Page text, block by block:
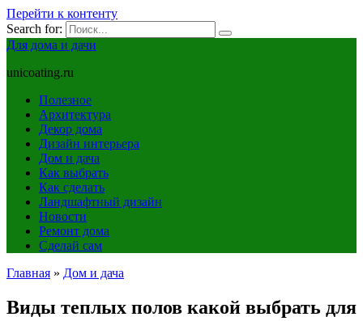
Перейти к контенту
Search for:
Для дома и дачи
unicoating.ru
Полезное
Архитектура
Декор дома
Дизайн интерьера
Дом и дача
Как выбрать
Как сделать
Ландшафтный дизайн
Новости
Ремонт дома
Сделай сам
Главная » Дом и дача
Виды теплых полов какой выбрать для